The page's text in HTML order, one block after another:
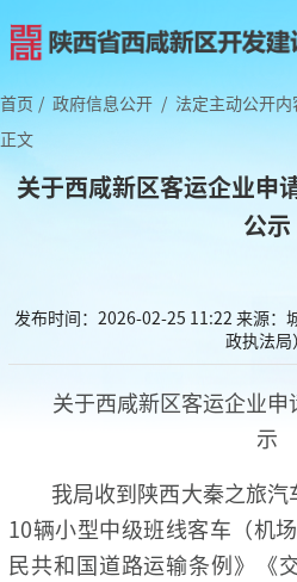
首页 / 政府信息公开 / 法定主动公开内
正文
关于西咸新区客运企业申
公示
发布时间：2026-02-25 11:22 来源：
政执法局）
关于西咸新区客运企业
示
我局收到陕西大秦之旅
10辆小型中级班线客车（机
民共和国道路运输条例》《